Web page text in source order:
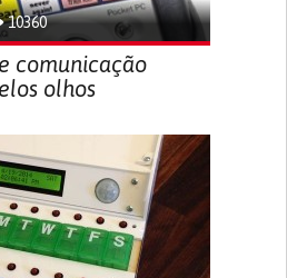
10360
comunicação
olhos